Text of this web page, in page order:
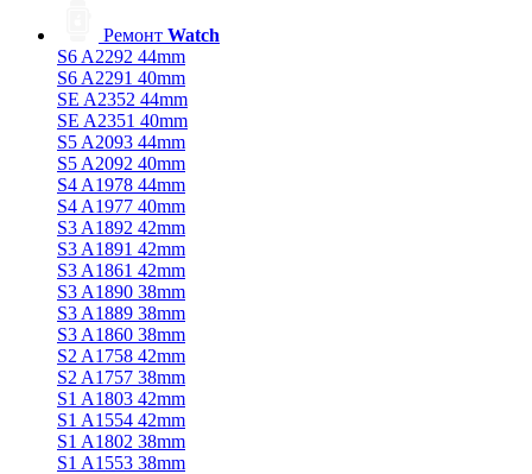
Ремонт Watch
S6 A2292 44mm
S6 A2291 40mm
SE A2352 44mm
SE A2351 40mm
S5 A2093 44mm
S5 A2092 40mm
S4 A1978 44mm
S4 A1977 40mm
S3 A1892 42mm
S3 A1891 42mm
S3 A1861 42mm
S3 A1890 38mm
S3 A1889 38mm
S3 A1860 38mm
S2 A1758 42mm
S2 A1757 38mm
S1 A1803 42mm
S1 A1554 42mm
S1 A1802 38mm
S1 A1553 38mm